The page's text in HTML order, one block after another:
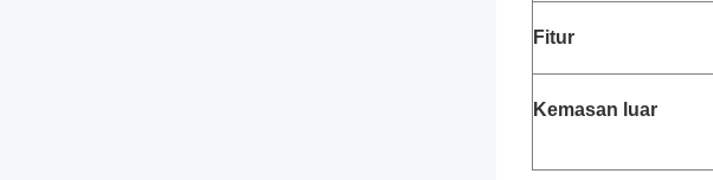
Fitur
Kemasan luar